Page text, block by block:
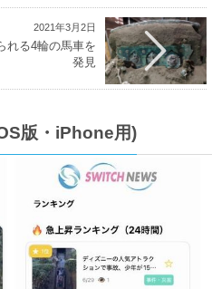
2021年3月2日
れる4輪の馬車を
発見
版・iPhone用)